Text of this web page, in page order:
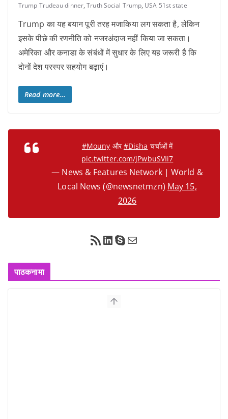
Trump Trudeau dinner,Truth Social Trump, USA 51st state
Trump का यह बयान पूरी तरह मजाकिया लग सकता है, लेकिन
इसके पीछे की रणनीति को नजरअंदाज नहीं किया जा सकता।
अमेरिका और कनाडा के संबंधों में सुधार के लिए यह जरूरी है कि
दोनों देश परस्पर सहयोग बढ़ाएं।
Read more...
#Mouny और#Disha चर्चाओं में
pic.twitter.com/jPwbuSVIi7
— News & Features Network | World &
Local News (@newsnetmzn) May 15,
2026
RSS Feed LinkedIn Skype Mail
पाठकनामा